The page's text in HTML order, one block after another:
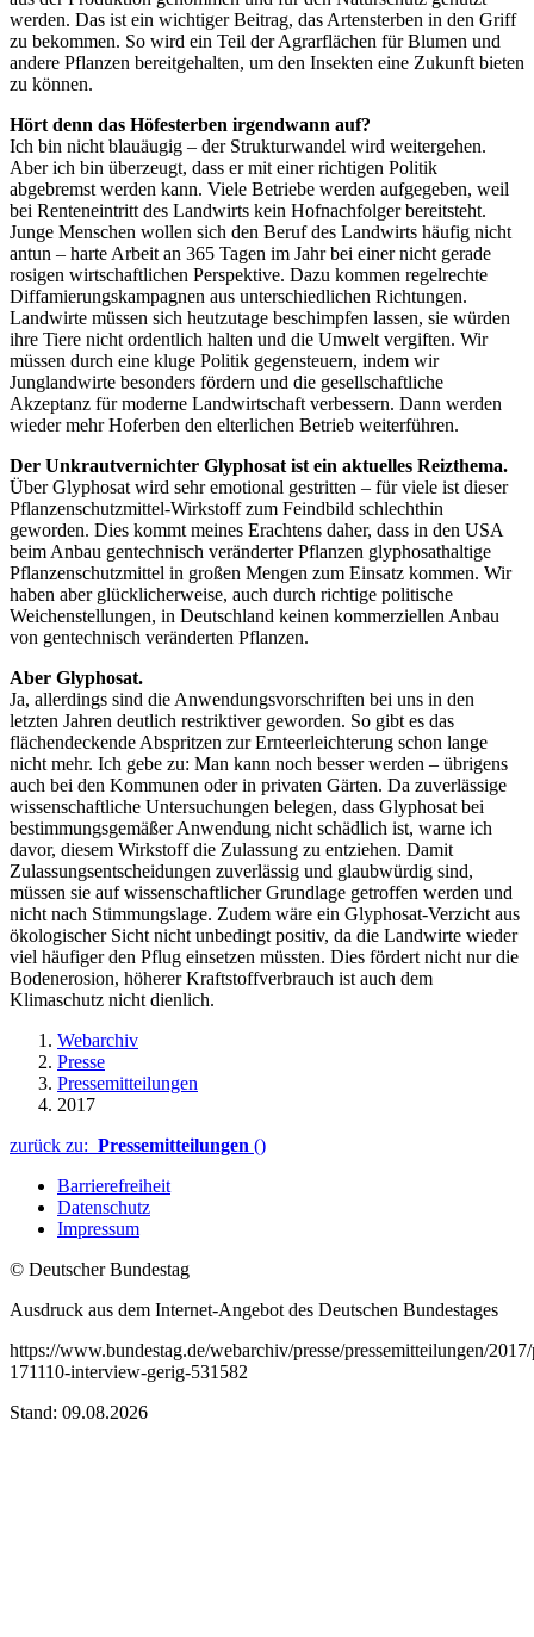
werden. Das ist ein wichtiger Beitrag, das Artensterben in den Griff
zu bekommen. So wird ein Teil der Agrarflächen für Blumen und
andere Pflanzen bereitgehalten, um den Insekten eine Zukunft bieten
zu können.
Hört denn das Höfesterben irgendwann auf?
Ich bin nicht blauäugig – der Strukturwandel wird weitergehen.
Aber ich bin überzeugt, dass er mit einer richtigen Politik
abgebremst werden kann. Viele Betriebe werden aufgegeben, weil
bei Renteneintritt des Landwirts kein Hofnachfolger bereitsteht.
Junge Menschen wollen sich den Beruf des Landwirts häufig nicht
antun – harte Arbeit an 365 Tagen im Jahr bei einer nicht gerade
rosigen wirtschaftlichen Perspektive. Dazu kommen regelrechte
Diffamierungskampagnen aus unterschiedlichen Richtungen.
Landwirte müssen sich heutzutage beschimpfen lassen, sie würden
ihre Tiere nicht ordentlich halten und die Umwelt vergiften. Wir
müssen durch eine kluge Politik gegensteuern, indem wir
Junglandwirte besonders fördern und die gesellschaftliche
Akzeptanz für moderne Landwirtschaft verbessern. Dann werden
wieder mehr Hoferben den elterlichen Betrieb weiterführen.
Der Unkrautvernichter Glyphosat ist ein aktuelles Reizthema.
Über Glyphosat wird sehr emotional gestritten – für viele ist dieser
Pflanzenschutzmittel-Wirkstoff zum Feindbild schlechthin
geworden. Dies kommt meines Erachtens daher, dass in den USA
beim Anbau gentechnisch veränderter Pflanzen glyphosathaltige
Pflanzenschutzmittel in großen Mengen zum Einsatz kommen. Wir
haben aber glücklicherweise, auch durch richtige politische
Weichenstellungen, in Deutschland keinen kommerziellen Anbau
von gentechnisch veränderten Pflanzen.
Aber Glyphosat.
Ja, allerdings sind die Anwendungsvorschriften bei uns in den
letzten Jahren deutlich restriktiver geworden. So gibt es das
flächendeckende Abspritzen zur Ernteerleichterung schon lange
nicht mehr. Ich gebe zu: Man kann noch besser werden – übrigens
auch bei den Kommunen oder in privaten Gärten. Da zuverlässige
wissenschaftliche Untersuchungen belegen, dass Glyphosat bei
bestimmungsgemäßer Anwendung nicht schädlich ist, warne ich
davor, diesem Wirkstoff die Zulassung zu entziehen. Damit
Zulassungsentscheidungen zuverlässig und glaubwürdig sind,
müssen sie auf wissenschaftlicher Grundlage getroffen werden und
nicht nach Stimmungslage. Zudem wäre ein Glyphosat-Verzicht aus
ökologischer Sicht nicht unbedingt positiv, da die Landwirte wieder
viel häufiger den Pflug einsetzen müssten. Dies fördert nicht nur die
Bodenerosion, höherer Kraftstoffverbrauch ist auch dem
Klimaschutz nicht dienlich.
Webarchiv
Presse
Pressemitteilungen
2017
zurück zu: Pressemitteilungen ()
Barrierefreiheit
Datenschutz
Impressum
© Deutscher Bundestag
Ausdruck aus dem Internet-Angebot des Deutschen Bundestages
https://www.bundestag.de/webarchiv/presse/pressemitteilungen/
171110-interview-gerig-531582
Stand: 09.08.2026